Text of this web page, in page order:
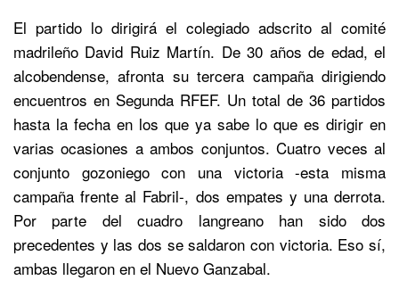
El partido lo dirigirá el colegiado adscrito al comité
madrileño David Ruiz Martín. De 30 años de edad, el
alcobendense, afronta su tercera campaña dirigiendo
encuentros en Segunda RFEF. Un total de 36 partidos
hasta la fecha en los que ya sabe lo que es dirigir en
varias ocasiones a ambos conjuntos. Cuatro veces al
conjunto gozoniego con una victoria -esta misma
campaña frente al Fabril-, dos empates y una derrota.
Por parte del cuadro langreano han sido dos
precedentes y las dos se saldaron con victoria. Eso sí,
ambas llegaron en el Nuevo Ganzabal.